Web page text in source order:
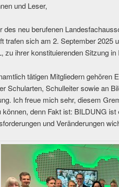
und Leser,
des neu berufenen
trafen sich am 2. September 2025
zu ihrer konstituierenden Sitzung in
tätigen Mitgliedern gehören
Schularten, Schulleiter sowie an
Ich freue mich sehr, diesem
können, denn Fakt ist: BILDUNG
und Veränderungen